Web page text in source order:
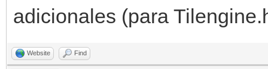
adicionales (para
Website Find